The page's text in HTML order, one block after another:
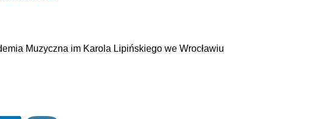
Muzyczna im Karola Lipińskiego we Wrocławiu